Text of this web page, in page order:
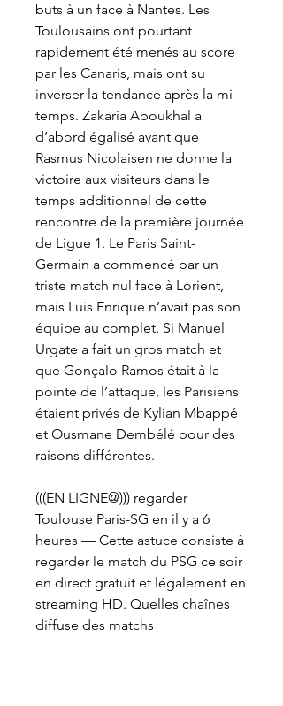
buts à un face à Nantes. Les
Toulousains ont pourtant
rapidement été menés au score
par les Canaris, mais ont su
inverser la tendance après la mi-
temps. Zakaria Aboukhal a
d’abord égalisé avant que
Rasmus Nicolaisen ne donne la
victoire aux visiteurs dans le
temps additionnel de cette
rencontre de la première journée
de Ligue 1. Le Paris Saint-
Germain a commencé par un
triste match nul face à Lorient,
mais Luis Enrique n’avait pas son
équipe au complet. Si Manuel
Urgate a fait un gros match et
que Gonçalo Ramos était à la
pointe de l’attaque, les Parisiens
étaient privés de Kylian Mbappé
et Ousmane Dembélé pour des
raisons différentes.
(((EN LIGNE@))) regarder
Toulouse Paris-SG en il y a 6
heures — Cette astuce consiste à
regarder le match du PSG ce soir
en direct gratuit et légalement en
streaming HD. Quelles chaînes
diffuse des matchs